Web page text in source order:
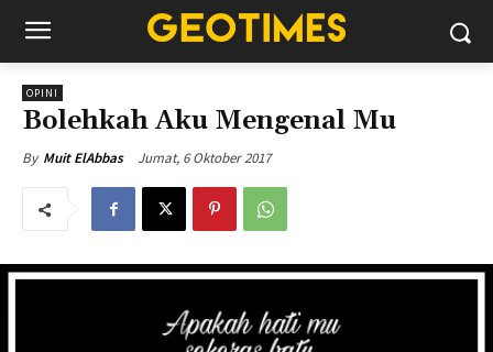
OPINI
Bolehkah Aku Mengenal Mu
By Muit ElAbbas Jumat, 6 Oktober 2017